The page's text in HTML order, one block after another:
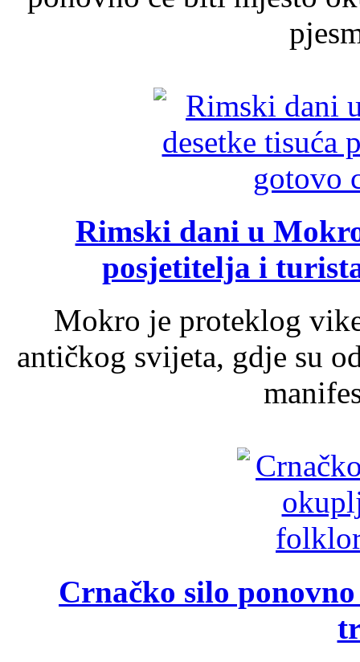
Rimski dani u
posjetitelja i
Mokro je proteklog
antičkog svijeta, gdje su
Crnačko silo